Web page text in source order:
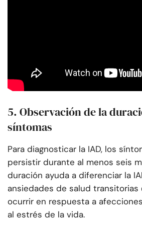
5. Observación de la
síntomas
Para diagnosticar la IAD, los
persistir durante al menos seis
duración ayuda a diferenciar la
ansiedades de salud transitorias
ocurrir en respuesta a
al estrés de la vida.